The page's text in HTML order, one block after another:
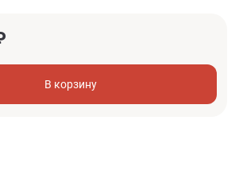
В корзину